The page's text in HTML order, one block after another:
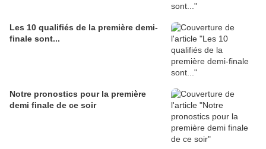
Les 10 qualifiés de la première demi-
finale sont...
Notre pronostics pour la première
demi finale de ce soir